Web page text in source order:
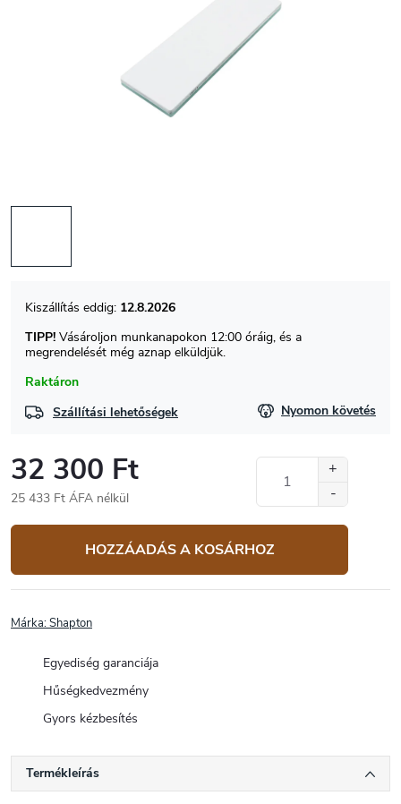
Raktáron
12.8.2026
TIPP! Vásároljon munkanapokon 12:00 óráig, és a
megrendelését még aznap elküldjük.
Szállítási lehetőségek Nyomon követés
32 300 Ft
25 433 Ft ÁFA nélkül
HOZZÁADÁS A KOSÁRHOZ
Márka:Shapton
Egyediség garanciája
Hűségkedvezmény
Gyors kézbesítés
Termékleírás